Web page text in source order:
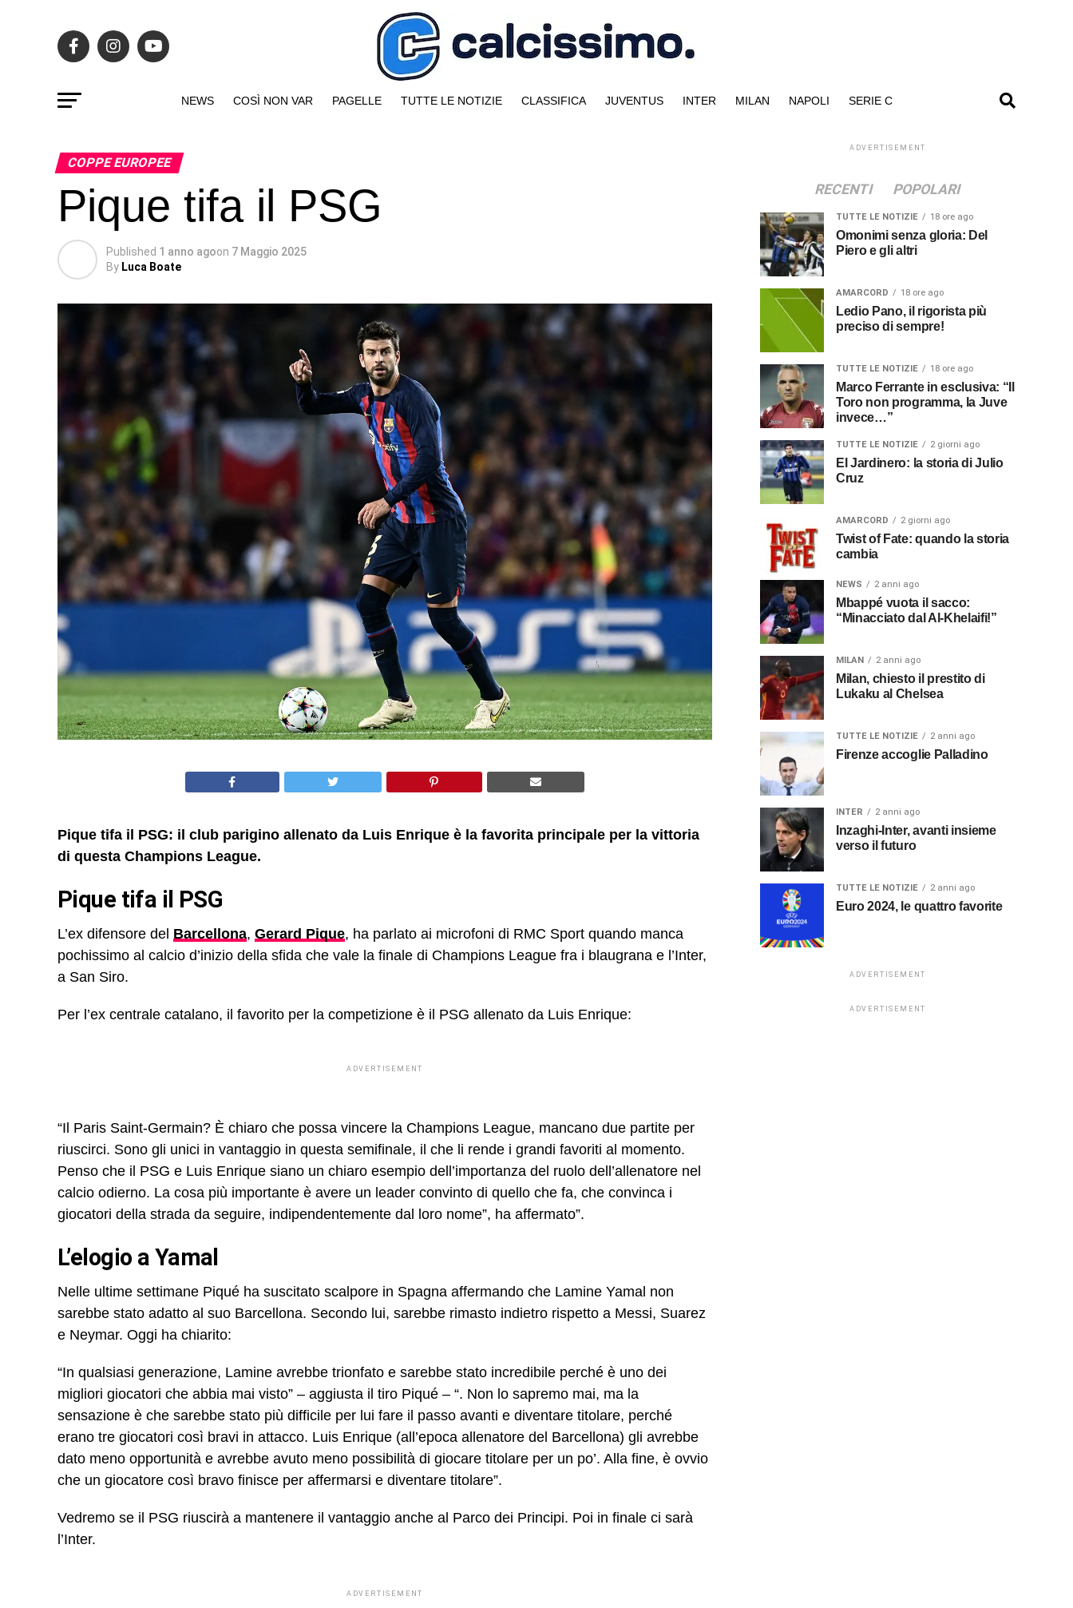
NEWS COSÌ NON VAR PAGELLE TUTTE LE NOTIZIE CLASSIFICA JUVENTUS INTER MILAN NAPOLI SERIE C
COPPE EUROPEE
Pique tifa il PSG
Published 1 anno agoon 7 Maggio 2025
By Luca Boate
Pique tifa il PSG: il club parigino allenato da Luis Enrique è la favorita principale per la vittoria
di questa Champions League.
Pique tifa il PSG
L’ex difensore del Barcellona, Gerard Pique, ha parlato ai microfoni di RMC Sport quando manca
pochissimo al calcio d’inizio della sfida che vale la finale di Champions League fra i blaugrana e l’Inter,
a San Siro.
Per l’ex centrale catalano, il favorito per la competizione è il PSG allenato da Luis Enrique:
ADVERTISEMENT
“Il Paris Saint-Germain? È chiaro che possa vincere la Champions League, mancano due partite per
riuscirci. Sono gli unici in vantaggio in questa semifinale, il che li rende i grandi favoriti al momento.
Penso che il PSG e Luis Enrique siano un chiaro esempio dell’importanza del ruolo dell’allenatore nel
calcio odierno. La cosa più importante è avere un leader convinto di quello che fa, che convinca i
giocatori della strada da seguire, indipendentemente dal loro nome”, ha affermato”.
L’elogio a Yamal
Nelle ultime settimane Piqué ha suscitato scalpore in Spagna affermando che Lamine Yamal non
sarebbe stato adatto al suo Barcellona. Secondo lui, sarebbe rimasto indietro rispetto a Messi, Suarez
e Neymar. Oggi ha chiarito:
“In qualsiasi generazione, Lamine avrebbe trionfato e sarebbe stato incredibile perché è uno dei
migliori giocatori che abbia mai visto” – aggiusta il tiro Piqué – “. Non lo sapremo mai, ma la
sensazione è che sarebbe stato più difficile per lui fare il passo avanti e diventare titolare, perché
erano tre giocatori così bravi in ​​attacco. Luis Enrique (all’epoca allenatore del Barcellona) gli avrebbe
dato meno opportunità e avrebbe avuto meno possibilità di giocare titolare per un po’. Alla fine, è ovvio
che un giocatore così bravo finisce per affermarsi e diventare titolare”.
Vedremo se il PSG riuscirà a mantenere il vantaggio anche al Parco dei Principi. Poi in finale ci sarà
l’Inter.
ADVERTISEMENT
ADVERTISEMENT
RECENTI POPOLARI
TUTTE LE NOTIZIE 18 ore ago
Omonimi senza gloria: Del
Piero e gli altri
AMARCORD 18 ore ago
Ledio Pano, il rigorista più
preciso di sempre!
TUTTE LE NOTIZIE 18 ore ago
Marco Ferrante in esclusiva: “Il
Toro non programma, la Juve
invece…”
TUTTE LE NOTIZIE 2 giorni ago
El Jardinero: la storia di Julio
Cruz
AMARCORD 2 giorni ago
Twist of Fate: quando la storia
cambia
NEWS 2 anni ago
Mbappé vuota il sacco:
“Minacciato dal Al-Khelaifi!”
MILAN 2 anni ago
Milan, chiesto il prestito di
Lukaku al Chelsea
TUTTE LE NOTIZIE 2 anni ago
Firenze accoglie Palladino
INTER 2 anni ago
Inzaghi-Inter, avanti insieme
verso il futuro
TUTTE LE NOTIZIE 2 anni ago
Euro 2024, le quattro favorite
ADVERTISEMENT
ADVERTISEMENT